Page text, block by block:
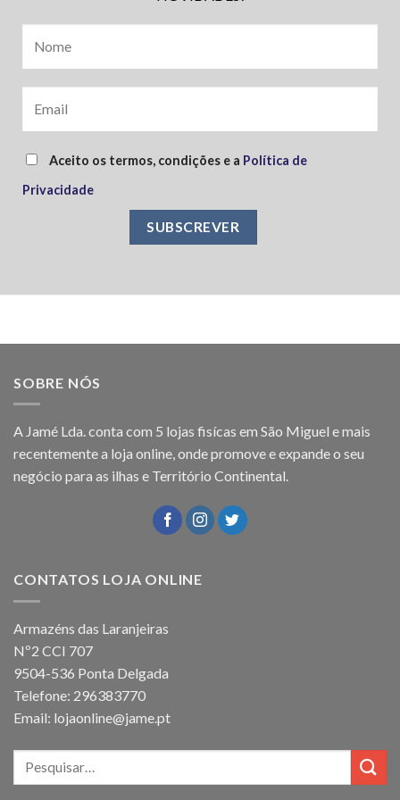
Aceito os termos, condições e a Política de
Privacidade
SOBRE NÓS
A Jamé Lda. conta com 5 lojas fisícas em São Miguel e mais
recentemente a loja online, onde promove e expande o seu
negócio para as ilhas e Território Continental.
CONTATOS LOJA ONLINE
Armazéns das Laranjeiras
Nº2 CCI 707
9504-536 Ponta Delgada
Telefone: 296383770
Email: lojaonline@jame.pt